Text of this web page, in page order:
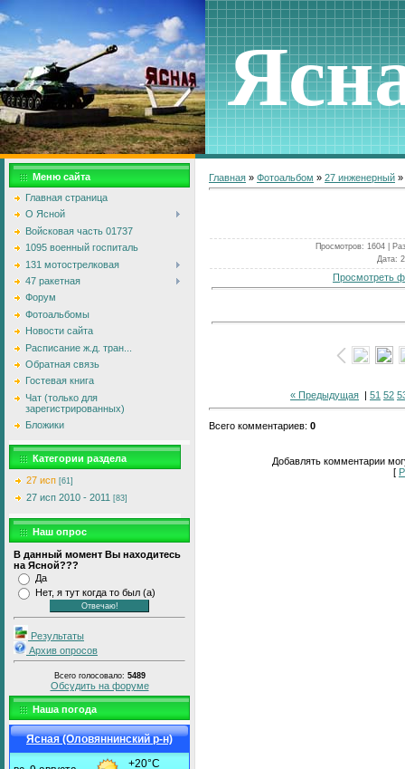
Меню сайта
Главная страница
О Ясной
Войсковая часть 01737
1095 военный госпиталь
131 мотострелковая
47 ракетная
Форум
Фотоальбомы
Новости сайта
Расписание ж.д. тран...
Обратная связь
Гостевая книга
Чат (только для
зарегистрированных)
Бложики
Категории раздела
27 исп [61]
27 исп 2010 - 2011 [83]
Наш опрос
В данный момент Вы находитесь
на Ясной???
Да
Нет, я тут когда то был (а)
Результаты
Архив опросов
Всего голосовало: 5489
Обсудить на форуме
Наша погода
Ясная (Оловяннинский р-н)
Главная » Фотоальбом » 27 инженерный »
Просмотров: 1604 |
Дата:
Просмотреть
« Предыдущая | 51 52
Всего комментариев: 0
Добавлять комментарии
[